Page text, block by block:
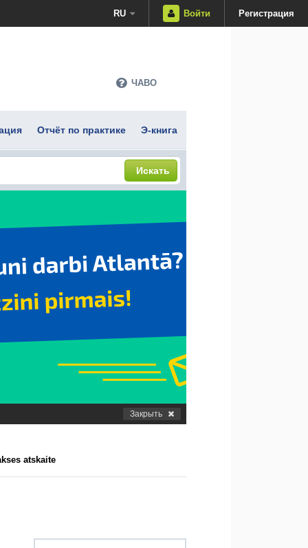
RU Войти Регистрация
ЧАВО
Отчёт по практике Э-книга
Искать
Закрыть
atskaite